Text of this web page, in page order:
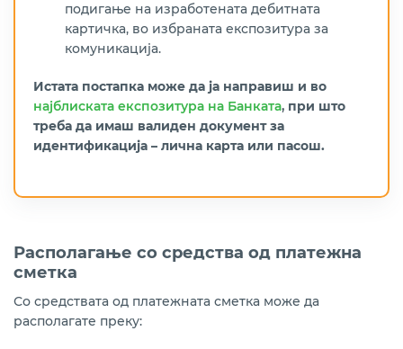
подигање на изработената дебитната
картичка, во избраната експозитура за
комуникација.
Истата постапка може да ја направиш и во
најблиската експозитура на Банката, при што
треба да имаш валиден документ за
идентификација – лична карта или пасош.
Располагање со средства од платежна
сметка
Со средствата од платежната сметка може да
располагате преку: